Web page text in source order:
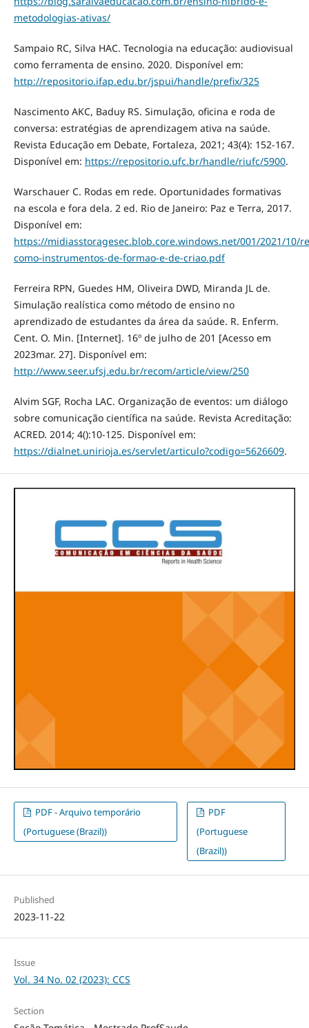
metodologias-ativas/
Sampaio RC, Silva HAC. Tecnologia na educação: audiovisual
como ferramenta de ensino. 2020. Disponível em:
http://repositorio.ifap.edu.br/jspui/handle/prefix/325
Nascimento AKC, Baduy RS. Simulação, oficina e roda de
conversa: estratégias de aprendizagem ativa na saúde.
Revista Educação em Debate, Fortaleza, 2021; 43(4): 152-167.
Disponível em: https://repositorio.ufc.br/handle/riufc/5900.
Warschauer C. Rodas em rede. Oportunidades formativas
na escola e fora dela. 2 ed. Rio de Janeiro: Paz e Terra, 2017.
Disponível em:
https://midiasstoragesec.blob.core.windows.net/001/2021/10/
como-instrumentos-de-formao-e-de-criao.pdf
Ferreira RPN, Guedes HM, Oliveira DWD, Miranda JL de.
Simulação realística como método de ensino no
aprendizado de estudantes da área da saúde. R. Enferm.
Cent. O. Min. [Internet]. 16º de julho de 201 [Acesso em
2023mar. 27]. Disponível em:
http://www.seer.ufsj.edu.br/recom/article/view/250
Alvim SGF, Rocha LAC. Organização de eventos: um diálogo
sobre comunicação científica na saúde. Revista Acreditação:
ACRED. 2014; 4():10-125. Disponível em:
https://dialnet.unirioja.es/servlet/articulo?codigo=5626609.
PDF - Arquivo temporário
(Portuguese (Brazil))
PDF
(Portuguese
(Brazil))
Published
2023-11-22
Issue
Vol. 34 No. 02 (2023): CCS
Section